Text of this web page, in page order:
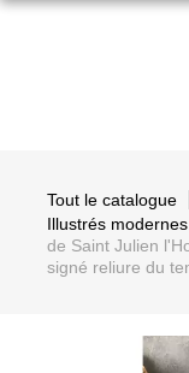
Tout le catalogue
Illustrés modernes
de Saint Julien
signé reliure du